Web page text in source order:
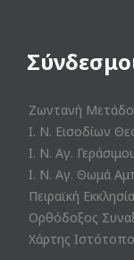
Ζωντανή
Ι. Ν. Εισοδίων
Ι. Ν. Αγ.
Ι. Ν. Αγ. Θωμά
Πειραϊκή Εκκλησία
Ορθόδοξος
Χάρτης